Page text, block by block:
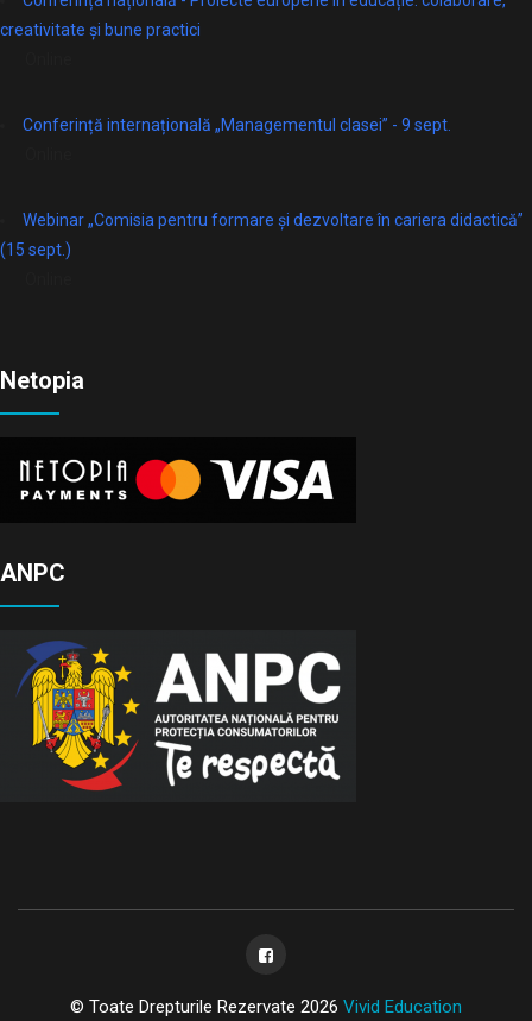
creativitate și bune practici
Conferință internațională „Managementul clasei” - 9 sept.
Webinar „Comisia pentru formare și dezvoltare în cariera didactică”
(15 sept.)
Netopia
ANPC
© Toate Drepturile Rezervate 2026 Vivid Education